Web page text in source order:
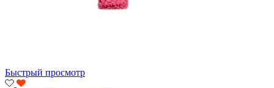
Быстрый просмотр